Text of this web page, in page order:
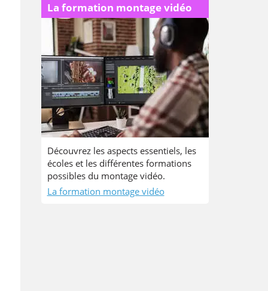
La formation montage vidéo
Découvrez les aspects essentiels, les
écoles et les différentes formations
possibles du montage vidéo.
La formation montage vidéo